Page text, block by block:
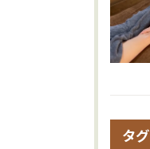
タグ